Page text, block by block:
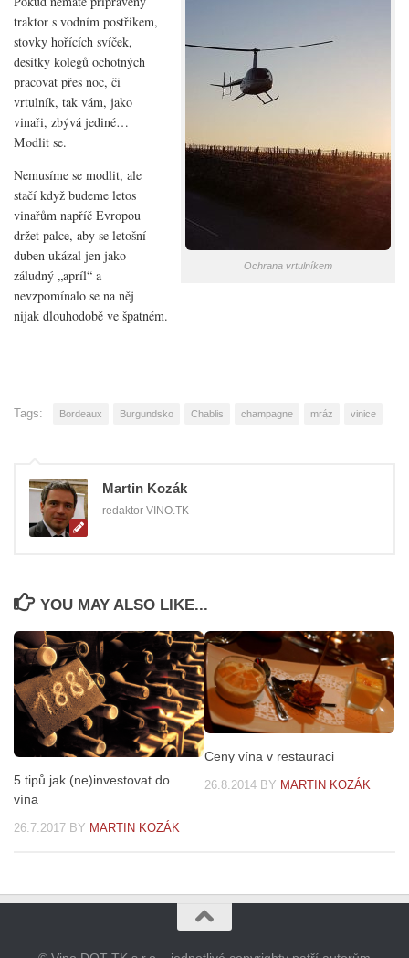
Ochrana vrtulníkem
traktor s vodním postřikem,
stovky hořících svíček,
desítky kolegů ochotných
pracovat přes noc, či
vrtulník, tak vám, jako
vinaři, zbývá jediné…
Modlit se.
Nemusíme se modlit, ale
stačí když budeme letos
vinařům napříč Evropou
držet palce, aby se letošní
duben ukázal jen jako
záludný „apríl“ a
nevzpomínalo se na něj
nijak dlouhodobě ve špatném.
Tags: Bordeaux Burgundsko Chablis champagne mráz vinice
Martin Kozák
redaktor VINO.TK
YOU MAY ALSO LIKE...
5 tipů jak (ne)investovat do
vína
26.7.2017 BY MARTIN KOZÁK
Ceny vína v restauraci
26.8.2014 BY MARTIN KOZÁK